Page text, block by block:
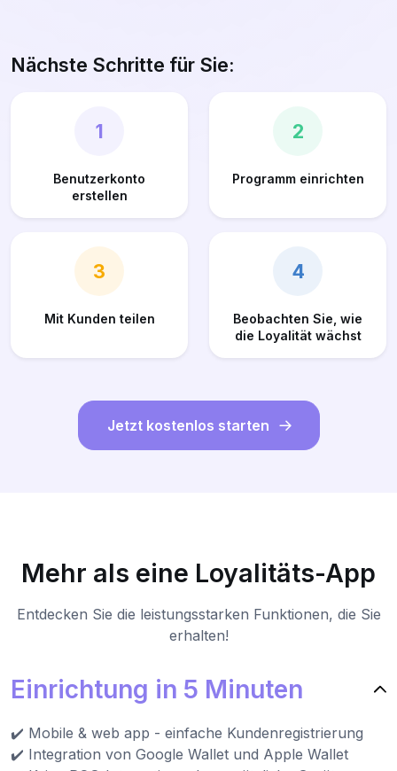
Nächste Schritte für Sie:
1
Benutzerkonto
erstellen
2
Programm einrichten
3
Mit Kunden teilen
4
Beobachten Sie, wie
die Loyalität wächst
Jetzt kostenlos starten
Mehr als eine Loyalitäts-App
Entdecken Sie die leistungsstarken Funktionen, die Sie
erhalten!
Einrichtung in 5 Minuten
✔️ Mobile & web app - einfache Kundenregistrierung
✔️ Integration von Google Wallet und Apple Wallet